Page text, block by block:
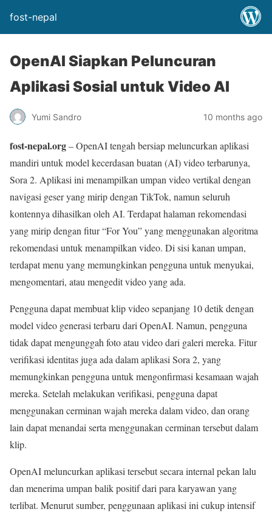
fost-nepal
OpenAI Siapkan Peluncuran
Aplikasi Sosial untuk Video AI
Yumi Sandro 10 months ago
fost-nepal.org– OpenAI tengah bersiap meluncurkan aplikasi
mandiri untuk model kecerdasan buatan (AI) video terbarunya,
Sora 2. Aplikasi ini menampilkan umpan video vertikal dengan
navigasi geser yang mirip dengan TikTok, namun seluruh
kontennya dihasilkan oleh AI. Terdapat halaman rekomendasi
yang mirip dengan fitur “For You” yang menggunakan algoritma
rekomendasi untuk menampilkan video. Di sisi kanan umpan,
terdapat menu yang memungkinkan pengguna untuk menyukai,
mengomentari, atau mengedit video yang ada.
Pengguna dapat membuat klip video sepanjang 10 detik dengan
model video generasi terbaru dari OpenAI. Namun, pengguna
tidak dapat mengunggah foto atau video dari galeri mereka. Fitur
verifikasi identitas juga ada dalam aplikasi Sora 2, yang
memungkinkan pengguna untuk mengonfirmasi kesamaan wajah
mereka. Setelah melakukan verifikasi, pengguna dapat
menggunakan cerminan wajah mereka dalam video, dan orang
lain dapat menandai serta menggunakan cerminan tersebut dalam
klip.
OpenAI meluncurkan aplikasi tersebut secara internal pekan lalu
dan menerima umpan balik positif dari para karyawan yang
terlibat. Menurut sumber, penggunaan aplikasi ini cukup intensif